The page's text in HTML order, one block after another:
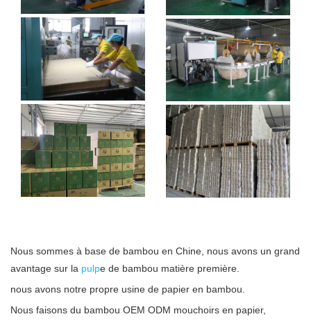
Nous sommes à base de bambou en Chine, nous avons un grand
avantage sur la pulpe de bambou matière première.
nous avons notre propre usine de papier en bambou.
Nous faisons du bambou OEM ODM mouchoirs en papier,